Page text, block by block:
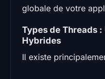
globale de votre
Types de Threads
Hybrides
Il existe